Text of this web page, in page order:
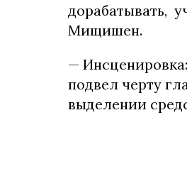
дорабатывать,
Мищишен.
—
подвел черту
выделении